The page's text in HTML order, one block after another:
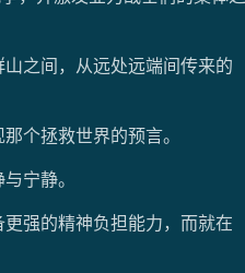
之间，从远处远端间传来的
个拯救世界的预言。
宁静。
强的精神负担能力，而就在